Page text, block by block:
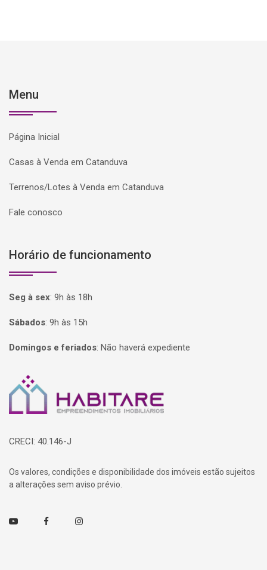
Menu
Página Inicial
Casas à Venda em Catanduva
Terrenos/Lotes à Venda em Catanduva
Fale conosco
Horário de funcionamento
Seg à sex: 9h às 18h
Sábados: 9h às 15h
Domingos e feriados: Não haverá expediente
Página inicial
CRECI: 40.146-J
Os valores, condições e disponibilidade dos imóveis estão sujeitos
a alterações sem aviso prévio.
Youtube FacebookInstagram